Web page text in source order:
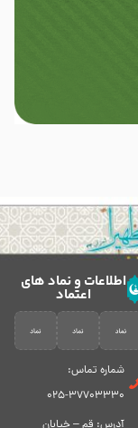
اطلاعات و نماد های
اعتماد
شماره تماس:
37703330-025